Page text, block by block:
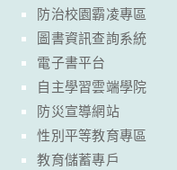
防治校園霸凌專區
圖書資訊查詢系統
電子書平台
自主學習雲端學院
防災宣導網站
性別平等教育專區
教育儲蓄專戶